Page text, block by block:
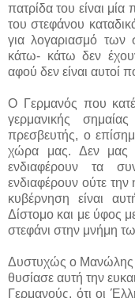
πατρίδα του είναι μία
του στεφάνου
για λογαριασμό των
κάτω- κάτω δεν
αφού δεν είναι αυτοί
Ο Γερμανός που
γερμανικής
πρεσβευτής, ο
χώρα μας. Δεν μας
ενδιαφέρουν τα
ενδιαφέρουν ούτε την
κυβέρνηση είναι
Δίστομο και με ύφος
στεφάνι στην μνήμη
Δυστυχώς ο Μανώλης
θυσίασε αυτή την
Γερμανούς, ότι οι